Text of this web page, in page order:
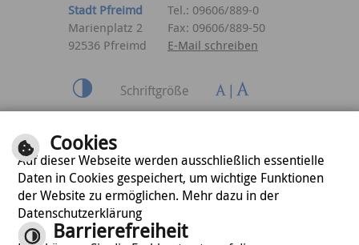
Stadt Pfreimd
Tel.: 09606/889-0
Marienplatz 2
Fax: 09606/889-50
92536 Pfreimd
E-Mail schreiben
Schriftgröße
Datenschutzerklärung
optimiert für
mobile Endgeräte
Cookies
Auf dieser Webseite werden ausschließlich essentielle
Daten in Cookies gespeichert, um wichtige Funktionen
der Website zu ermöglichen. Mehr dazu in der
Datenschutzerklärung
Barrierefreiheit